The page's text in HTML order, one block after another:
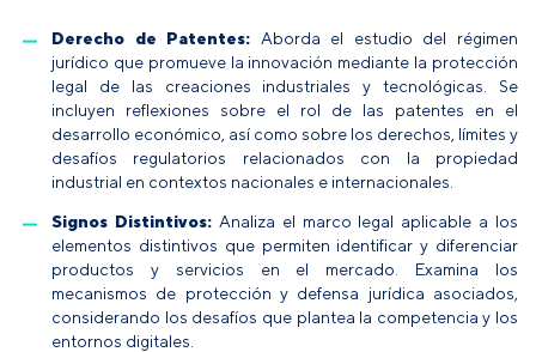
Derecho de Patentes: Aborda el estudio del régimen
jurídico que promueve la innovación mediante la protección
legal de las creaciones industriales y tecnológicas. Se
incluyen reflexiones sobre el rol de las patentes en el
desarrollo económico, así como sobre los derechos, límites y
desafíos regulatorios relacionados con la propiedad
industrial en contextos nacionales e internacionales.
Signos Distintivos: Analiza el marco legal aplicable a los
elementos distintivos que permiten identificar y diferenciar
productos y servicios en el mercado. Examina los
mecanismos de protección y defensa jurídica asociados,
considerando los desafíos que plantea la competencia y los
entornos digitales.